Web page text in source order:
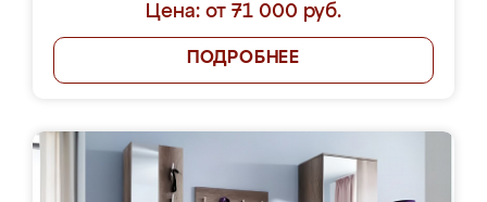
Цена: от 71 000 руб.
ПОДРОБНЕЕ